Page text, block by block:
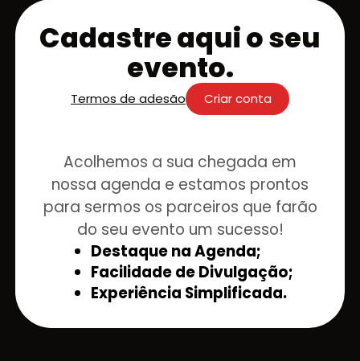
Cadastre aqui o seu
evento.
Termos de adesão Criar conta
Acolhemos a sua chegada em
nossa agenda e estamos prontos
para sermos os parceiros que farão
do seu evento um sucesso!
Destaque na Agenda;
Facilidade de Divulgação;
Experiência Simplificada.